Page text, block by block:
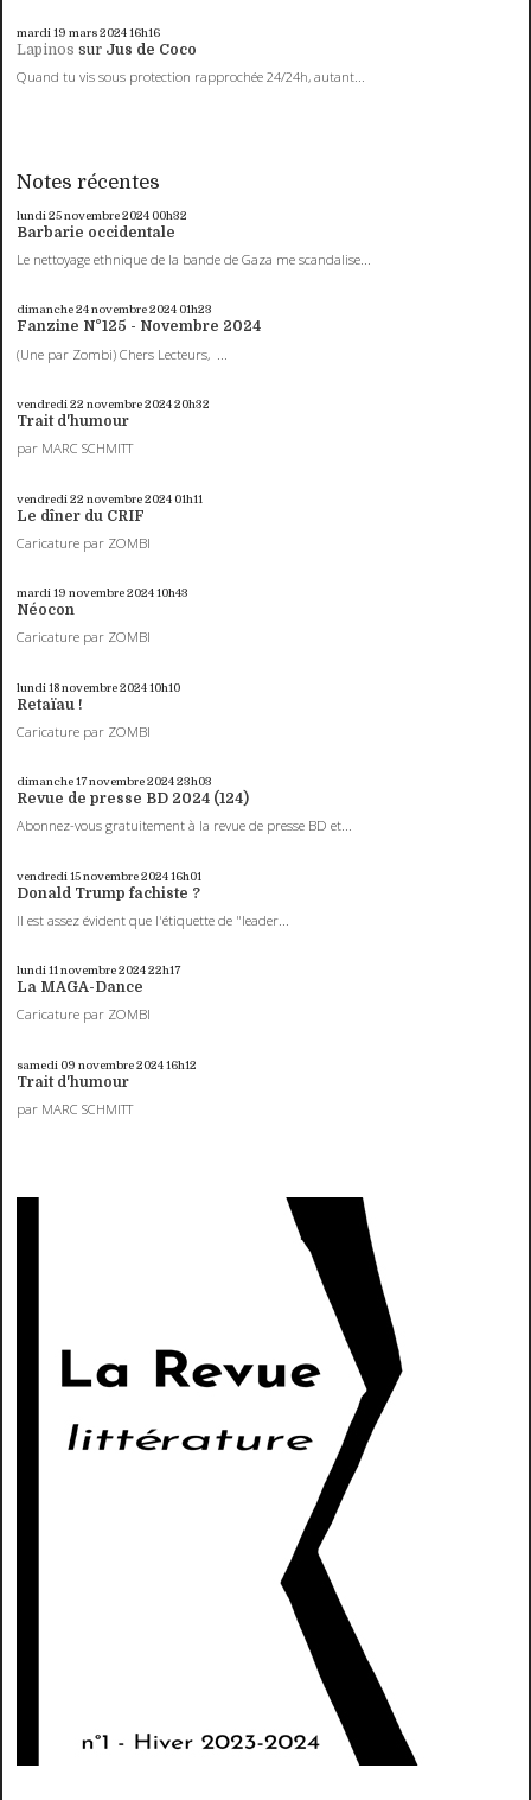
mardi 19 mars 202416h16
Lapinos sur Jus de Coco
Quand tu vis sous protection rapprochée 24/24h, autant...
Notes récentes
lundi 25novembre 2024 00h32
Barbarie occidentale
Le nettoyage ethnique de la bande de Gaza me scandalise...
dimanche 24novembre 2024 01h23
Fanzine N°125 - Novembre 2024
(Une par Zombi) Chers Lecteurs, ...
vendredi 22 novembre 202420h32
Trait d'humour
par MARC SCHMITT
vendredi 22 novembre 2024 01h11
Le dîner du CRIF
Caricature par ZOMBI
mardi 19 novembre 202410h43
Néocon
Caricature par ZOMBI
lundi 18novembre 202410h10
Retaïau !
Caricature par ZOMBI
dimanche 17novembre 202423h03
Revue de presse BD 2024 (124)
Abonnez-vous gratuitement à la revue de presse BD et...
vendredi 15novembre 202416h01
Donald Trump fachiste ?
Il est assez évident que l'étiquette de "leader...
lundi 11novembre 202422h17
La MAGA-Dance
Caricature par ZOMBI
samedi 09 novembre 202416h12
Trait d'humour
par MARC SCHMITT